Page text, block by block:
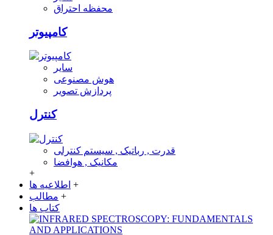
محفظه احتراق
کامپیوتر
سایر
هوش مصنوعی
پردازش تصویر
کنترل
قدرت , رباتیک , سیستم کنترلی
مکانیک , هوافضا
+
اطلاعیه ها +
مطالب +
کتاب ها